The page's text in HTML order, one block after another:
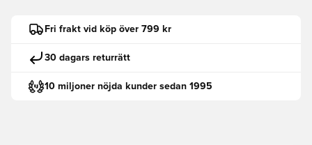
Fri frakt vid köp över 799 kr
30 dagars returrätt
10 miljoner nöjda kunder sedan 1995